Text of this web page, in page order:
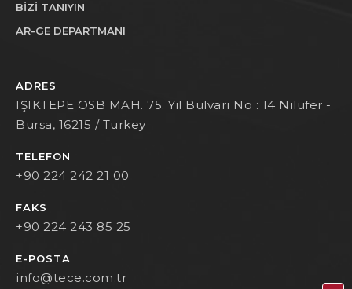
BİZİ TANIYIN
AR-GE DEPARTMANI
ADRES
IŞIKTEPE OSB MAH. 75. Yıl Bulvarı No : 14 Nilufer -
Bursa, 16215 / Turkey
TELEFON
+90 224 242 21 00
FAKS
+90 224 243 85 25
E-POSTA
info@tece.com.tr